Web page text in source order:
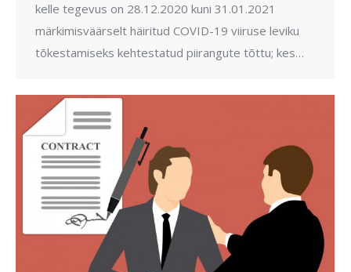
kelle tegevus on 28.12.2020 kuni 31.01.2021
märkimisväärselt häiritud COVID-19 viiruse leviku
tõkestamiseks kehtestatud piirangute tõttu; kes…